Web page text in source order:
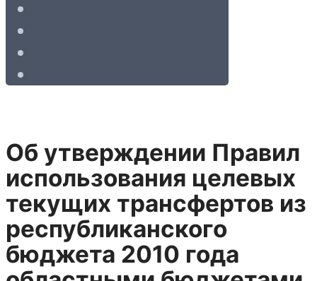
Об утверждении Правил
использования целевых
текущих трансфертов из
республиканского
бюджета 2010 года